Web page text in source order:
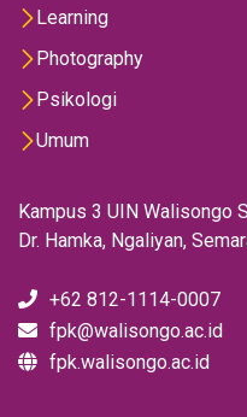
Learning
Photography
Psikologi
Umum
Kampus 3 UIN
Dr. Hamka, Ngaliyan,
+62 812-1114-0007
fpk@walisongo.ac.id
fpk.walisongo.ac.id